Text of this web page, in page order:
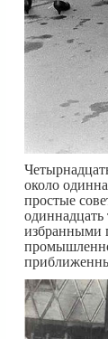
около
простые
избранными